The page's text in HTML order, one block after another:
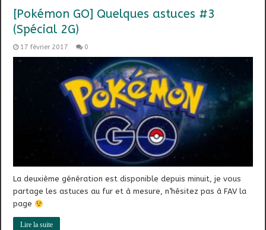
[Pokémon GO] Quelques astuces #3
(Spécial 2G)
17 février 2017 0
La deuxième génération est disponible depuis minuit, je vous
partage les astuces au fur et à mesure, n’hésitez pas à FAV la
page
Lire la suite